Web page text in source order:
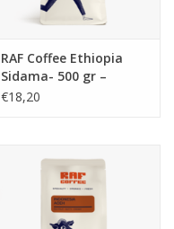
RAF Coffee Ethiopia
Sidama- 500 gr –
bonen (bio)
€18,20